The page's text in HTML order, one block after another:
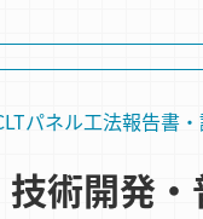
パネル工法報告書
術開発・